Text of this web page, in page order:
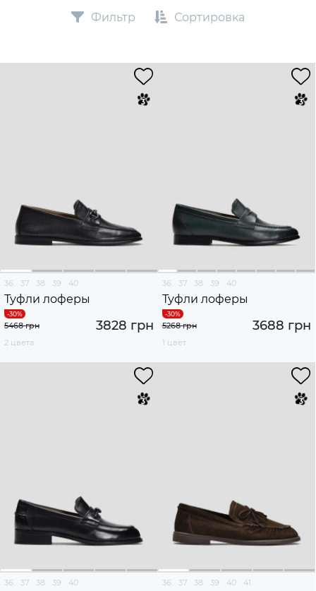
Фильтр Сортировка
36 37 38 39 40
Туфли лоферы
3828 грн
5468 грн
2 цвета
36 37 38 39 40
Туфли лоферы
3688 грн
5268 грн
1 цвет
36 37 38 39 40 36 37 38 39 40 41